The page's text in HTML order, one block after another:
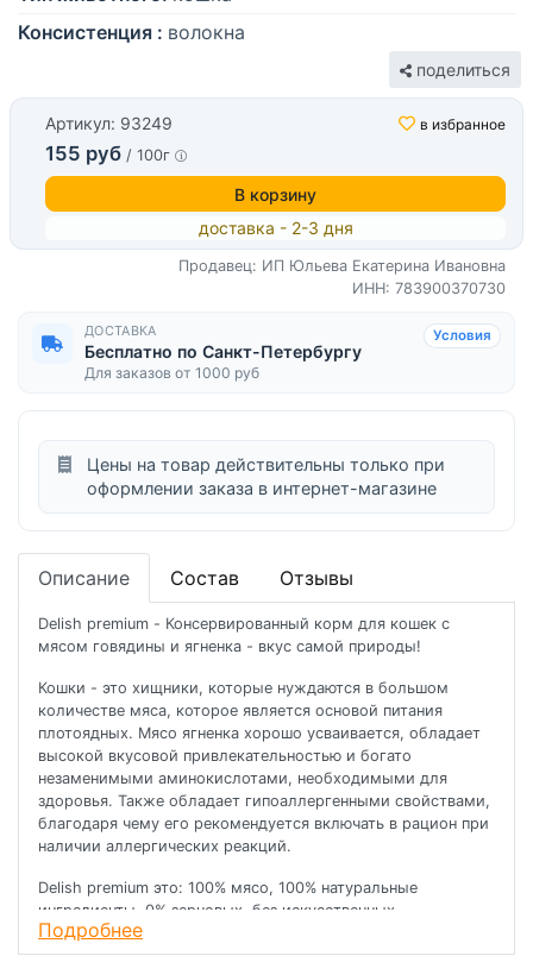
Консистенция : волокна
поделиться
Артикул: 93249 в избранное
155 руб / 100г
В корзину
доставка - 2-3 дня
Продавец: ИП Юльева Екатерина Ивановна
ИНН: 783900370730
ДОСТАВКА
Бесплатно по Санкт-Петербургу
Для заказов от 1000 руб
Условия
Цены на товар действительны только при
оформлении заказа в интернет-магазине
Описание Состав Отзывы
Delish premium - Консервированный корм для кошек с
мясом говядины и ягненка - вкус самой природы!
Кошки - это хищники, которые нуждаются в большом
количестве мяса, которое является основой питания
плотоядных. Мясо ягненка хорошо усваивается, обладает
высокой вкусовой привлекательностью и богато
незаменимыми аминокислотами, необходимыми для
здоровья. Также обладает гипоаллергенными свойствами,
благодаря чему его рекомендуется включать в рацион при
наличии аллергических реакций.
Delish premium это: 100% мясо, 100% натуральные
ингредиенты, 0% зерновых, без искусственных
ароматизаторов и красителей, без ГМО.
Подробнее